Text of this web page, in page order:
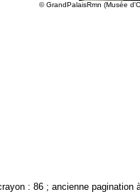
© GrandPalaisRmn (Musée
: 86 ; ancienne pagination